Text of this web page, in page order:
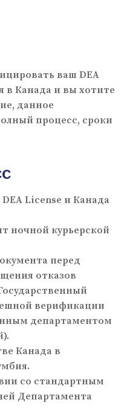
ваш DEA
в Канада и вы хотите
данное
процесс, сроки
License и Канада
ночной курьерской
перед
отказов
верификации
департаментом
Канада в
со стандартным
Департамента